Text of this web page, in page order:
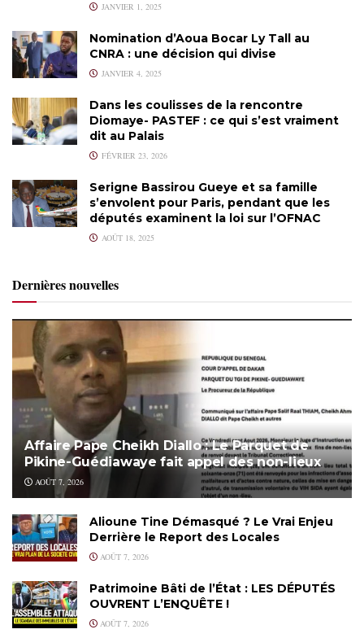
JANVIER 1, 2025
Nomination d’Aoua Bocar Ly Tall au
CNRA : une décision qui divise
JANVIER 4, 2025
Dans les coulisses de la rencontre
Diomaye- PASTEF : ce qui s’est vraiment
dit au Palais
FÉVRIER 23, 2026
Serigne Bassirou Gueye et sa famille
s’envolent pour Paris, pendant que les
députés examinent la loi sur l’OFNAC
AOÛT 18, 2025
Dernières nouvelles
Affaire Pape Cheikh Diallo : Le Parquet de
Pikine-Guédiawaye fait appel des non-lieux
AOÛT 7, 2026
Alioune Tine Démasqué ? Le Vrai Enjeu
Derrière le Report des Locales
AOÛT 7, 2026
Patrimoine Bâti de l’État : LES DÉPUTÉS
OUVRENT L’ENQUÊTE !
AOÛT 7, 2026